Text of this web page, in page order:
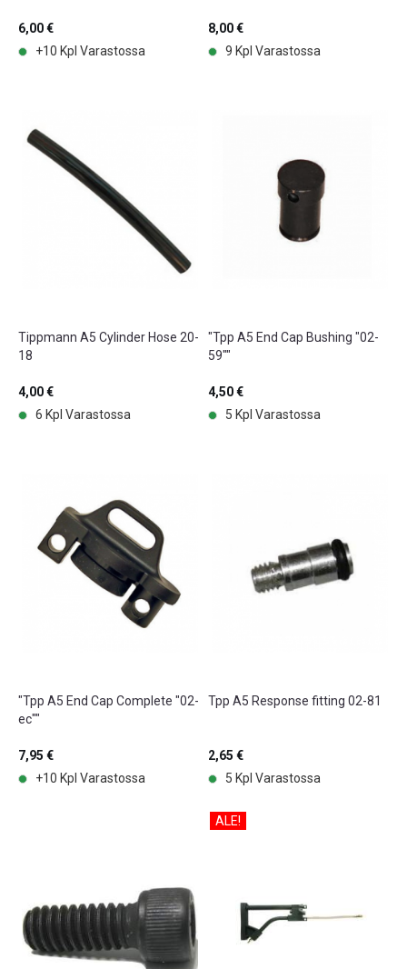
6,00 €
+10 Kpl Varastossa
8,00 €
9 Kpl Varastossa
Tippmann A5 Cylinder Hose 20-
18
4,00 €
6 Kpl Varastossa
"Tpp A5 End Cap Bushing "02-
59""
4,50 €
5 Kpl Varastossa
"Tpp A5 End Cap Complete "02-
ec""
7,95 €
+10 Kpl Varastossa
Tpp A5 Response fitting 02-81
2,65 €
5 Kpl Varastossa
ALE!